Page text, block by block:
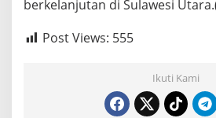
berkelanjutan di Sulawesi
Post Views: 555
Ikuti Kami